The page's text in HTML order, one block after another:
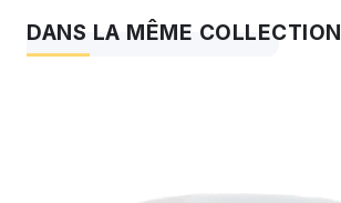
DANS LA MÊME COLLECTION